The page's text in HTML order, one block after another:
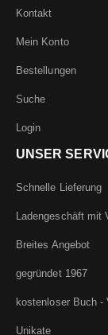
Kontakt
Mein Konto
Bestellungen
Suche
Login
UNSER
Schnelle Lieferung
Ladengeschäft mit
Breites Angebot
gegründet 1967
kostenloser Buch -
Unikate